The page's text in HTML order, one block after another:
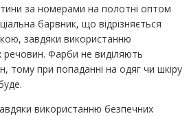
за номерами на полотні оптом
барвник, що відрізняється
завдяки використанню
речовин. Фарби не виділяють
тому при попаданні на одяг чи шкіру
використанню безпечних